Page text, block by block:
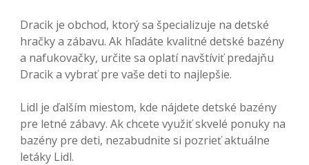
Dracik je obchod, ktorý sa špecializuje na detské
hračky a zábavu. Ak hľadáte kvalitné detské bazény
a nafukovačky, určite sa oplatí navštíviť predajňu
Dracik a vybrať pre vaše deti to najlepšie.
Lidl je ďalším miestom, kde nájdete detské bazény
pre letné zábavy. Ak chcete využiť skvelé ponuky na
bazény pre deti, nezabudnite si pozrieť aktuálne
letáky Lidl.